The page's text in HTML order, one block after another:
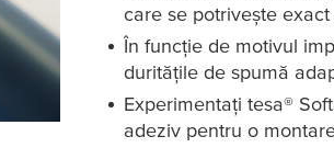
care se potrivește
În funcție de motivul
duritățile de spumă
Experimentați tesa®
adeziv pentru o